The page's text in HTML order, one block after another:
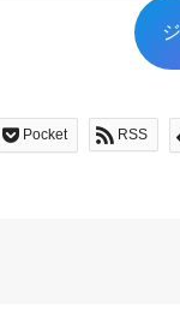
Pocket RSS